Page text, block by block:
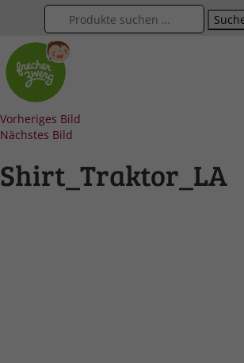
Vorheriges Bild
Nächstes Bild
Shirt_Traktor_LA